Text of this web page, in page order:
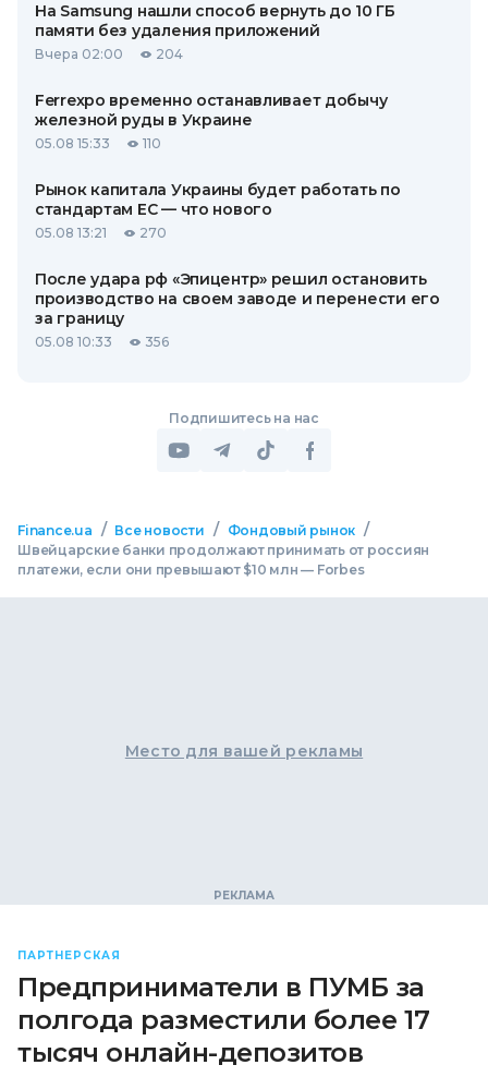
На Samsung нашли способ вернуть до 10 ГБ
памяти без удаления приложений
Вчера 02:00 204
Ferrexpo временно останавливает добычу
железной руды в Украине
05.08 15:33 110
Рынок капитала Украины будет работать по
стандартам ЕС — что нового
05.08 13:21 270
После удара рф «Эпицентр» решил остановить
производство на своем заводе и перенести его
за границу
05.08 10:33 356
Подпишитесь на нас
Finance.ua / Все новости / Фондовый рынок /
Швейцарские банки продолжают принимать от россиян
платежи, если они превышают $10 млн — Forbes
Место для вашей рекламы
ПАРТНЕРСКАЯ
Предприниматели в ПУМБ за
полгода разместили более 17
тысяч онлайн-депозитов